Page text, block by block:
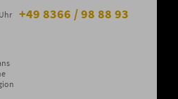
+49 8366 / 98 88 93